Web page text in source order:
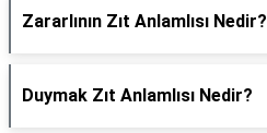
Zararlının Zıt Anlamlısı Nedir?
Duymak Zıt Anlamlısı Nedir?